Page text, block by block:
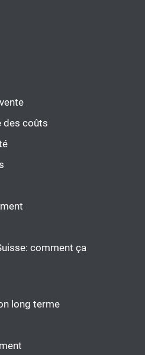
des coûts
comment ça
long terme